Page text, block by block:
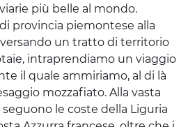
più belle al mondo.
provincia piemontese alla
un tratto di territorio
intraprendiamo un viaggio
il quale ammiriamo, al di là
mozzafiato. Alla vasta
le coste della Liguria